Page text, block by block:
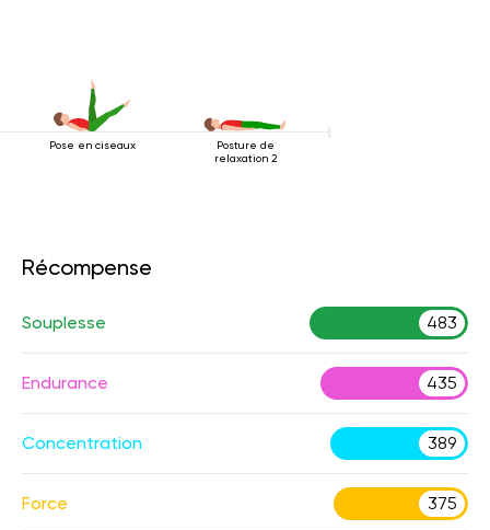
Pose en ciseaux
Posture de
relaxation 2
Récompense
Souplesse 483
Endurance 435
Concentration 389
Force 375